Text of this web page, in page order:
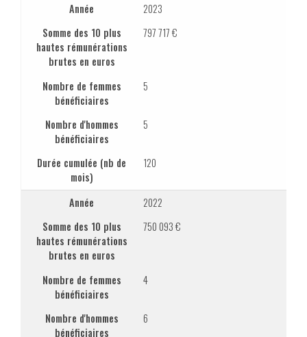
Année
2023
Somme des 10 plus
hautes rémunérations
brutes en euros
797 717 €
Nombre de femmes
bénéficiaires
5
Nombre d'hommes
bénéficiaires
5
Durée cumulée (nb de
mois)
120
Année
2022
Somme des 10 plus
hautes rémunérations
brutes en euros
750 093 €
Nombre de femmes
bénéficiaires
4
Nombre d'hommes
bénéficiaires
6